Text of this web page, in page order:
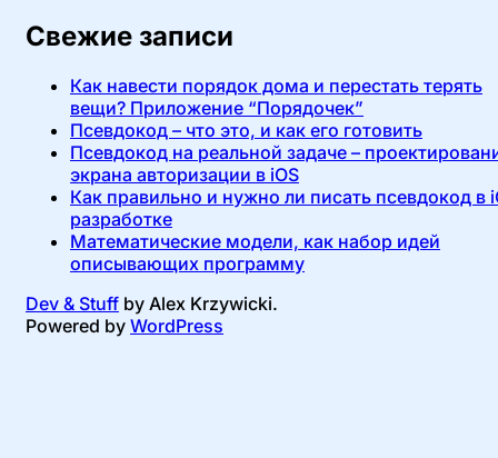
Свежие записи
Как навести порядок дома и перестать терять
вещи? Приложение “Порядочек”
Псевдокод – что это, и как его готовить
Псевдокод на реальной задаче –
экрана авторизации в iOS
Как правильно и нужно ли писать псевдокод в
разработке
Математические модели, как набор идей
описывающих программу
Dev & Stuff by Alex Krzywicki.
Powered by WordPress